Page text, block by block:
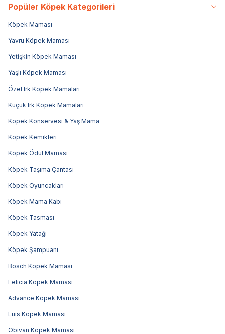
Popüler Köpek Kategorileri
Köpek Maması
Yavru Köpek Maması
Yetişkin Köpek Maması
Yaşlı Köpek Maması
Özel Irk Köpek Mamaları
Küçük Irk Köpek Mamaları
Köpek Konservesi & Yaş Mama
Köpek Kemikleri
Köpek Ödül Maması
Köpek Taşıma Çantası
Köpek Oyuncakları
Köpek Mama Kabı
Köpek Tasması
Köpek Yatağı
Köpek Şampuanı
Bosch Köpek Maması
Felicia Köpek Maması
Advance Köpek Maması
Luis Köpek Maması
Obivan Köpek Maması